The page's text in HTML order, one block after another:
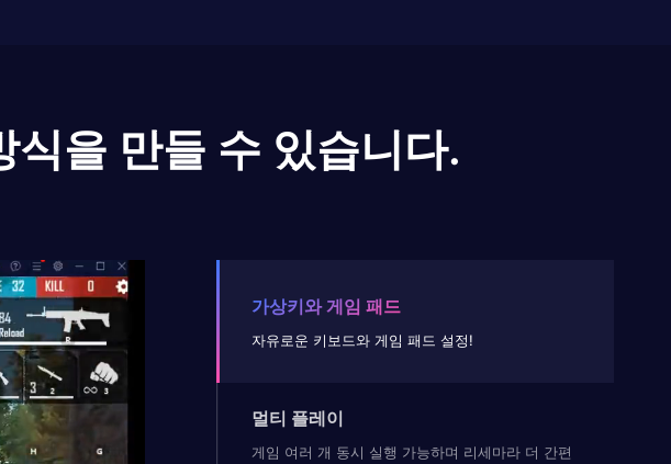
을 만들 수 있습니다.
가상키와 게임 패드
자유로운 키보드와 게임 패드 설정!
멀티 플레이
게임 여러 개 동시 실행 가능하며 리세마라 더 간편